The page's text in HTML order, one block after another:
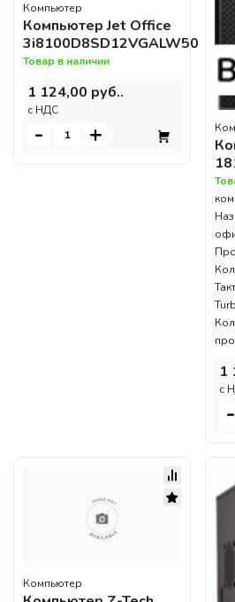
Компьютер
Компьютер Jet Office
3i8100D8SD12VGALW50
Товар в наличии
1 124,00 руб..
c НДС
- +
1
c
-
Компьютер